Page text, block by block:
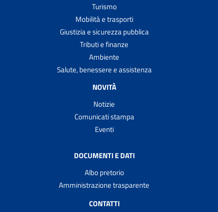
Turismo
Mobilità e trasporti
Giustizia e sicurezza pubblica
Tributi e finanze
Ambiente
Salute, benessere e assistenza
NOVITÀ
Notizie
Comunicati stampa
Eventi
DOCUMENTI E DATI
Albo pretorio
Amministrazione trasparente
CONTATTI